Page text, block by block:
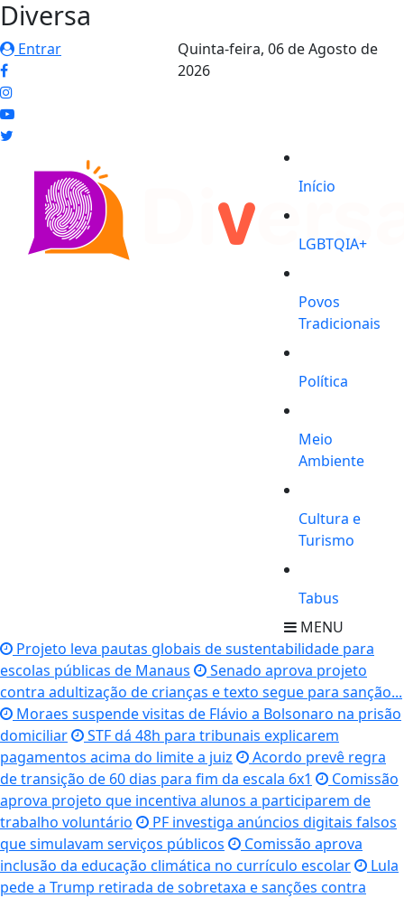
Diversa
Entrar Quinta-feira, 06 de Agosto de
2026
Início
LGBTQIA+
Povos
Tradicionais
Política
Meio
Ambiente
Cultura e
Turismo
Tabus
MENU
Projeto leva pautas globais de sustentabilidade para
escolas públicas de Manaus
Senado aprova projeto
contra adultização de crianças e texto segue para sanção...
Moraes suspende visitas de Flávio a Bolsonaro na prisão
domiciliar
STF dá 48h para tribunais explicarem
pagamentos acima do limite a juiz
Acordo prevê regra
de transição de 60 dias para fim da escala 6x1
Comissão
aprova projeto que incentiva alunos a participarem de
trabalho voluntário
PF investiga anúncios digitais falsos
que simulavam serviços públicos
Comissão aprova
inclusão da educação climática no currículo escolar
Lula
pede a Trump retirada de sobretaxa e sanções contra